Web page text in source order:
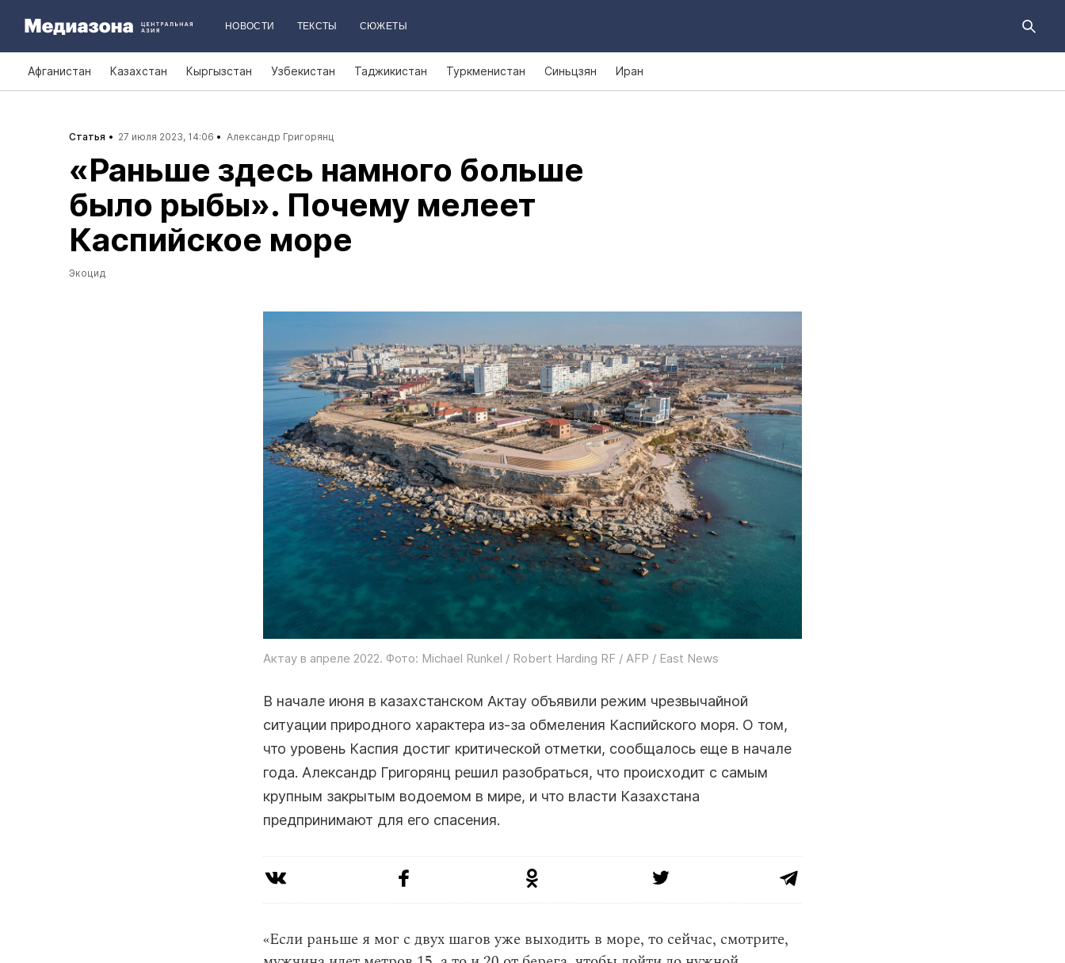
НОВОСТИ ТЕКСТЫ СЮЖЕТЫ
Афганистан Казахстан Кыргызстан Узбекистан Таджикистан Туркменистан Синьцзян Иран
Статья 27 июля 2023, 14:06 Александр Григорянц
«Раньше здесь намного больше
было рыбы». Почему мелеет
Каспийское море
Экоцид
Актау в апреле 2022. Фото: Michael Runkel / Robert Harding RF / AFP / East News
В начале июня в казахстанском Актау объявили режим чрезвычайной
ситуации природного характера из-за обмеления Каспийского моря. О том,
что уровень Каспия достиг критической отметки, сообщалось еще в начале
года. Александр Григорянц решил разобраться, что происходит с самым
крупным закрытым водоемом в мире, и что власти Казахстана
предпринимают для его спасения.
«Если раньше я мог с двух шагов уже выходить в море, то сейчас, смотрите,